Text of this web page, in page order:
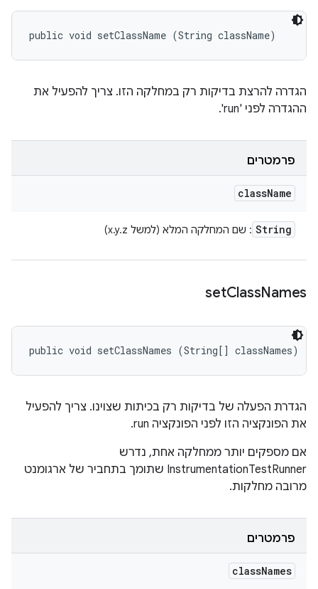
public void setClassName (String className)
הגדרה להרצת בדיקות רק במחלקה הזו. צריך להפעיל את
ההגדרה לפני 'run'.
פרמטרים
className
String : שם המחלקה המלא (למשל x.y.z)
setClassNames
public void setClassNames (String[] classNames)
הגדרת הפעלה של בדיקות רק בכיתות שצוינו. צריך להפעיל
את הפונקציה הזו לפני הפונקציה run.
אם מספקים יותר ממחלקה אחת, נדרש
InstrumentationTestRunner שתומך בתחביר של ארגומנט
מרובה מחלקות.
פרמטרים
classNames